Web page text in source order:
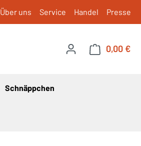
Über uns Service Handel Presse
0,00 €
Schnäppchen